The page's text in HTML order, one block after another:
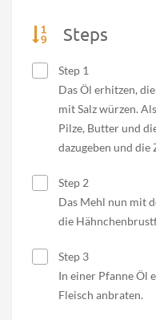
Steps
Step 1
Das Öl erhitzen,
mit Salz würzen.
Pilze, Butter und
dazugeben und die
Step 2
Das Mehl nun mit
die
Step 3
In einer Pfanne Öl
Fleisch anbraten.